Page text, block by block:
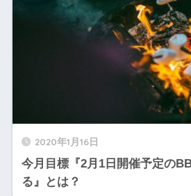
2020年1月16日
今月目標『2月1日開催予定の
る』とは？